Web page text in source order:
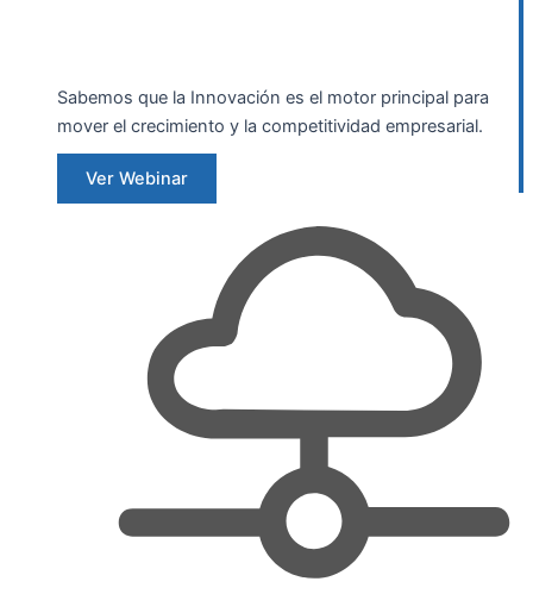
Sabemos que la Innovación es el motor principal para
mover el crecimiento y la competitividad empresarial.
Ver Webinar